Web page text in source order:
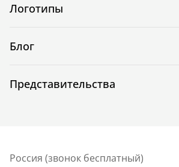
Логотипы
Блог
Представительства
Россия (звонок бесплатный)